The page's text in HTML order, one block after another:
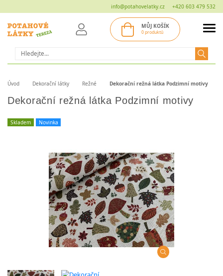
info@potahovelatky.cz +420 603 479 532
Hledat
MŮJ KOŠÍK
0 produktů
Úvod Dekorační látky Režné Dekorační režná látka Podzimní motivy
Dekorační režná látka Podzimní motivy
Skladem Novinka